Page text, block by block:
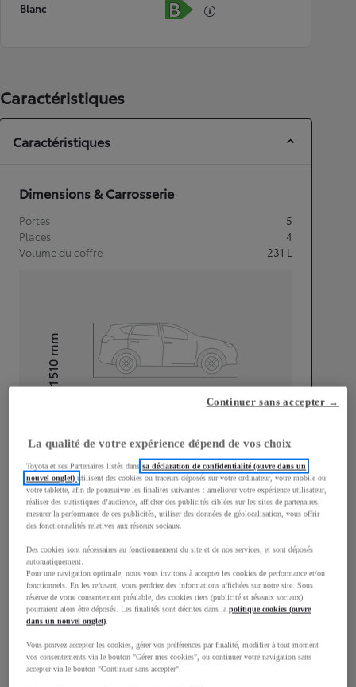
Blanc
Caractéristiques
Caractéristiques
Dimensions & Carrosserie
Portes
5
Places
4
Volume du coffre
231 L
Hauteur1 510
mm
Largeur
1 740mm
Consommation mixte
Émissions CO2
108g/km
La qualité de votre expérience dépend de vos choix
Toyota et ses Partenaires listés danssa déclaration de confidentialité (ouvre dans un
nouvel onglet)utilisent des cookies ou traceurs déposés sur votre ordinateur, votre mobile ou
votre tablette, afin de poursuivre les finalités suivantes : améliorer votre expérience utilisateur,
réaliser des statistiques d’audience, afficher des publicités ciblées sur les sites de partenaires,
mesurer la performance de ces publicités, utiliser des données de géolocalisation, vous offrir
des fonctionnalités relatives aux réseaux sociaux.
Des cookies sont nécessaires au fonctionnement du site et de nos services, et sont déposés
automatiquement.
Pour une navigation optimale, nous vous invitons à accepter les cookies de performance et/ou
fonctionnels. En les refusant, vous perdriez des informations affichées sur notre site. Sous
réserve de votre consentement préalable, des cookies tiers (publicité et réseaux sociaux)
pourraient alors être déposés. Les finalités sont décrites dans lapolitique cookies (ouvre
dans un nouvel onglet).
Vous pouvez accepter les cookies, gérer vos préférences par finalité, modifier à tout moment
vos consentements via le bouton "Gérer mes cookies", ou continuer votre navigation sans
accepter via le bouton "Continuer sans accepter".
Continuer sans accepter →